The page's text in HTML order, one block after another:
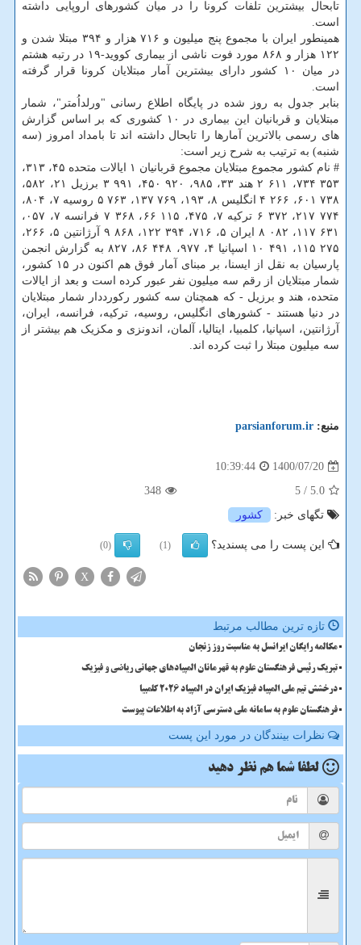
تابحال بیشترین تلفات کرونا را در میان کشورهای اروپایی داشته
است.
همینطور ایران با مجموع پنج میلیون و ۷۱۶ هزار و ۳۹۴ مبتلا شدن و
۱۲۲ هزار و ۸۶۸ مورد فوت ناشی از بیماری کووید-۱۹ در رتبه هشتم
در میان ۱۰ کشور دارای بیشترین آمار مبتلایان کرونا قرار گرفته
است.
بنابر جدول به روز شده در پایگاه اطلاع رسانی "ورلداُمتر"، شمار
مبتلایان و قربانیان این بیماری در ۱۰ کشوری که بر اساس گزارش
های رسمی بالاترین آمارها را تابحال داشته اند تا بامداد امروز (سه
شنبه) به ترتیب به شرح زیر است:
# نام کشور مجموع مبتلایان مجموع قربانیان ۱ ایالات متحده ۴۵، ۳۱۳،
۳۵۳ ۷۳۴، ۶۱۱ ۲ هند ۳۳، ۹۸۵، ۹۲۰ ۴۵۰، ۹۹۱ ۳ برزیل ۲۱، ۵۸۲،
۷۳۸ ۶۰۱، ۲۶۶ ۴ انگلیس ۸، ۱۹۳، ۷۶۹ ۱۳۷، ۷۶۳ ۵ روسیه ۷، ۸۰۴،
۷۷۴ ۲۱۷، ۳۷۲ ۶ ترکیه ۷، ۴۷۵، ۱۱۵ ۶۶، ۳۶۸ ۷ فرانسه ۷، ۰۵۷،
۶۳۱ ۱۱۷، ۰۸۲ ۸ ایران ۵، ۷۱۶، ۳۹۴ ۱۲۲، ۸۶۸ ۹ آرژانتین ۵، ۲۶۶،
۲۷۵ ۱۱۵، ۴۹۱ ۱۰ اسپانیا ۴، ۹۷۷، ۴۴۸ ۸۶، ۸۲۷ به گزارش انجمن
پارسیان به نقل از ایسنا، بر مبنای آمار فوق هم اکنون در ۱۵ کشور،
شمار مبتلایان از رقم سه میلیون نفر عبور کرده است و بعد از ایالات
متحده، هند و برزیل - که همچنان سه کشور رکورددار شمار مبتلایان
در دنیا هستند - کشورهای انگلیس، روسیه، ترکیه، فرانسه، ایران،
آرژانتین، اسپانیا، کلمبیا، ایتالیا، آلمان، اندونزی و مکزیک هم بیشتر از
سه میلیون مبتلا را ثبت کرده اند.
منبع: parsianforum.ir
1400/07/20
10:39:44
5.0
/ 5
348
تگهای خبر:
كشور
این پست را می پسندید؟ (1)
(0)
X
تازه ترین مطالب مرتبط
مکالمه رایگان ایرانسل به مناسبت روز زنجان
تبریک رئیس فرهنگستان علوم به قهرمانان المپیادهای جهانی ریاضی و فیزیک
درخشش تیم ملی المپیاد فیزیک ایران در المپیاد 2026 کلمبیا
فرهنگستان علوم به سامانه ملی دسترسی آزاد به اطلاعات پیوست
نظرات بینندگان در مورد این پست
لطفا شما هم نظر دهید